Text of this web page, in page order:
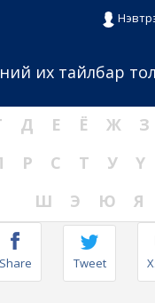
их тайлбар
Д Е Ё Ж З
Р С Т У Ү
Ш
Э Ю Я
Share Tweet